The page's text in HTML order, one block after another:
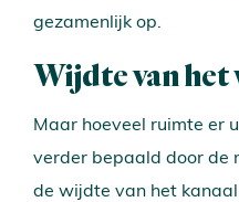
gezamenlijk op.
Wijdte van het
Maar hoeveel ruimte er
verder bepaald door de
de wijdte van het